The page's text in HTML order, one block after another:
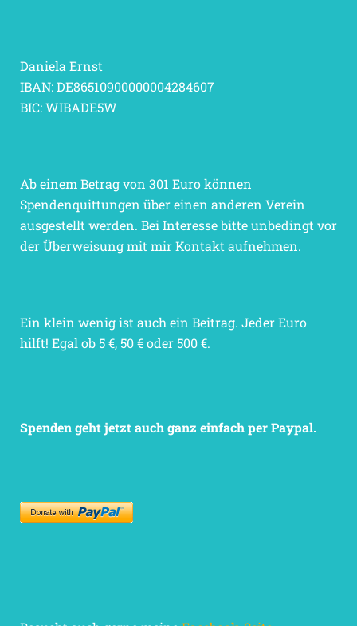
Daniela Ernst
IBAN: DE86510900000004284607
BIC: WIBADE5W
Ab einem Betrag von 301 Euro können
Spendenquittungen über einen anderen Verein
ausgestellt werden. Bei Interesse bitte unbedingt vor
der Überweisung mit mir Kontakt aufnehmen.
Ein klein wenig ist auch ein Beitrag. Jeder Euro
hilft! Egal ob 5 €, 50 € oder 500 €.
Spenden geht jetzt auch ganz einfach per Paypal.